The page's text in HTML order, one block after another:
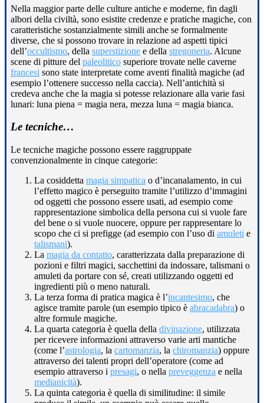
Nella maggior parte delle culture antiche e moderne, fin dagli
albori della civiltà, sono esistite credenze e pratiche magiche, con
caratteristiche sostanzialmente simili anche se formalmente
diverse, che si possono trovare in relazione ad aspetti tipici
dell’occultismo, della superstizione e della stregoneria. Alcune
scene di pitture del paleolitico superiore trovate nelle caverne
francesi sono state interpretate come aventi finalità magiche (ad
esempio l’ottenere successo nella caccia). Nell’antichità si
credeva anche che la magia si potesse relazionare alla varie fasi
lunari: luna piena = magia nera, mezza luna = magia bianca.
Le tecniche…
Le tecniche magiche possono essere raggruppate
convenzionalmente in cinque categorie:
La cosiddetta magia simpatica o d’incanalamento, in cui
l’effetto magico è perseguito tramite l’utilizzo d’immagini
od oggetti che possono essere usati, ad esempio come
rappresentazione simbolica della persona cui si vuole fare
del bene o si vuole nuocere, oppure per rappresentare lo
scopo che ci si prefigge (ad esempio con l’uso di amuleti e
talismani).
La magia da contatto, caratterizzata dalla preparazione di
pozioni e filtri magici, sacchettini da indossare, talismani o
amuleti da portare con sé, creati utilizzando oggetti ed
ingredienti più o meno naturali.
La terza forma di pratica magica è l’incantesimo, che
agisce tramite parole (un esempio tipico è abracadabra) o
altre formule magiche.
La quarta categoria è quella della divinazione, utilizzata
per ricevere informazioni attraverso varie arti mantiche
(come l’astrologia, la cartomanzia, la chiromanzia) oppure
attraverso dei talenti propri dell’operatore (come ad
esempio attraverso i presagi, o nella preveggenza e nella
medianicità).
La quinta categoria è quella di similitudine: il simile